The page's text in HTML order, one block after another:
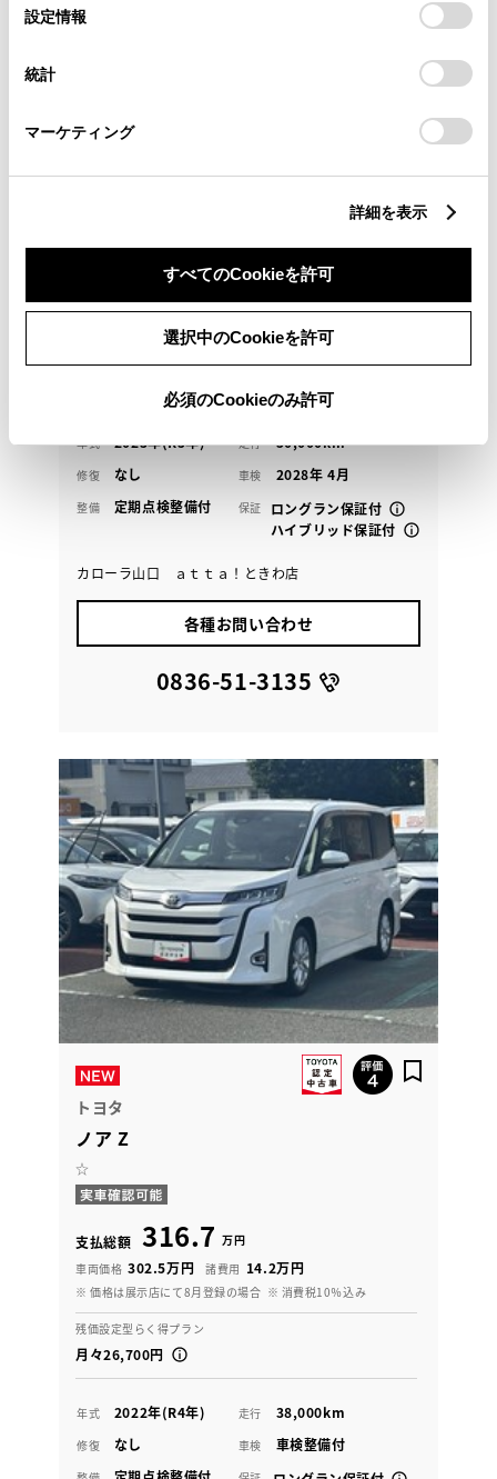
デバイスにすべてのCookie(クッキー)が保存されることに同
意したことになります。Cookie(クッキー)のオプトアウト、
設定の変更、同意を撤回したりするにあたっては、当社の
「Cookie（クッキー）情報の取り扱いについて
」をご覧くだ
設定情報
統計
マーケティング
詳細を表示
すべてのCookieを許可
選択中のCookieを許可
必須のCookieのみ許可
217.3 万円
車両価格
諸費用
年式 2023年(R5年) 走行 50,000km
修復 なし 車検 2028年 4月
整備 定期点検整備付 保証
ロングラン保証付
ハイブリッド保証付
カローラ山口 ａｔｔａ！ときわ店
各種お問い合わせ
0836-51-3135
トヨタ
ノア Z
☆
支払総額 316.7 万円
車両価格 302.5万円 諸費用 14.2万円
※ 価格は展示店にて8月登録の場合 ※ 消費税10％込み
残価設定型らく得プラン
月々26,700円
年式 2022年(R4年) 走行 38,000km
修復 なし 車検 車検整備付